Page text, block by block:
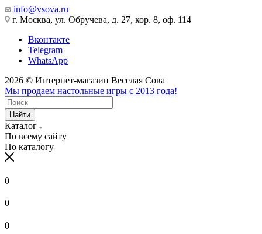
info@vsova.ru
г. Москва, ул. Обручева, д. 27, кор. 8, оф. 114
Вконтакте
Telegram
WhatsApp
2026 © Интернет-магазин Веселая Сова
Мы продаем настольные игры с 2013 года!
Найти
Каталог
По всему сайту
По каталогу
0
0
0